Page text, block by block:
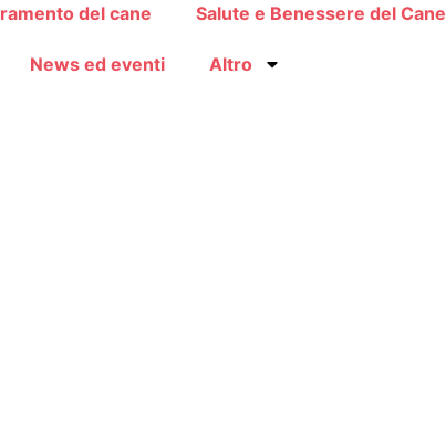
del cane Salute e Benessere del Cane
News ed eventi Altro